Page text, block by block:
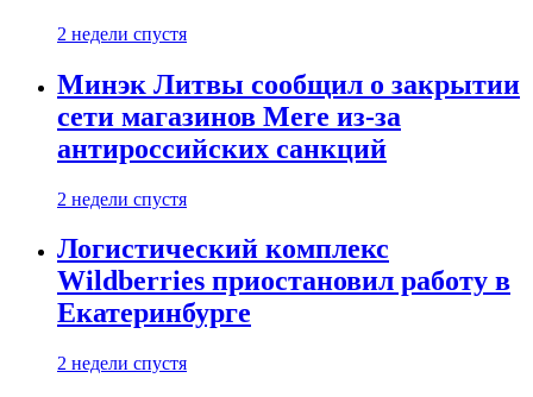
2 недели спустя
Минэк Литвы сообщил о закрытии
сети магазинов Mere из-за
антироссийских санкций
2 недели спустя
Логистический комплекс
Wildberries приостановил работу в
Екатеринбурге
2 недели спустя